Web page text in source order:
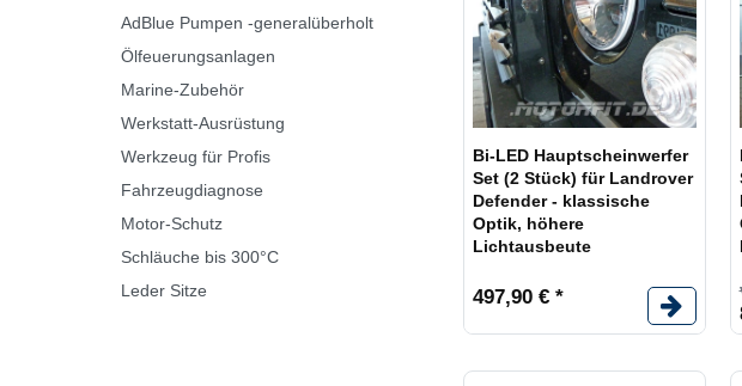
AdBlue Pumpen -generalüberholt
Ölfeuerungsanlagen
Marine-Zubehör
Werkstatt-Ausrüstung
Werkzeug für Profis
Fahrzeugdiagnose
Motor-Schutz
Schläuche bis 300°C
Leder Sitze
Bi-LED Hauptscheinwerfer
Set (2 Stück) für Landrover
Defender - klassische
Optik, höhere
Lichtausbeute
497,90 € *